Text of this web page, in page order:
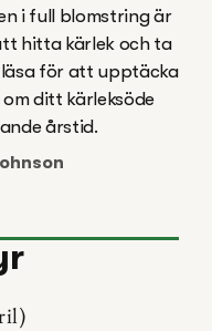
i full blomstring är
hitta kärlek och ta
för att upptäcka
ditt kärleksöde
årstid.